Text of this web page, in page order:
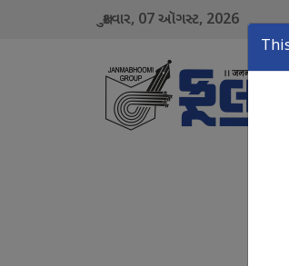
શુક્રવાર, 07ઑગસ્ટ, 2026